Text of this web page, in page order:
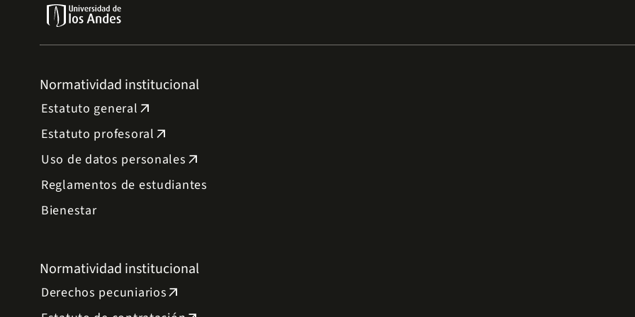
Normatividad institucional
Estatuto general arrow_outward
Estatuto profesoral arrow_outward
Uso de datos personales arrow_outward
Reglamentos de estudiantes
Bienestar
Normatividad institucional
Derechos pecuniariosarrow_outward